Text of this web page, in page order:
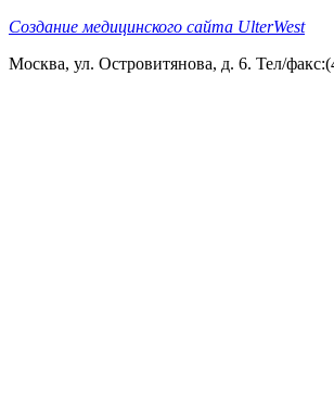
Создание медицинского сайта UlterWest
Москва, ул. Островитянова, д. 6. Тел/